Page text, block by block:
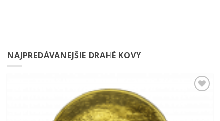
NAJPREDÁVANEJŠIE DRAHÉ KOVY